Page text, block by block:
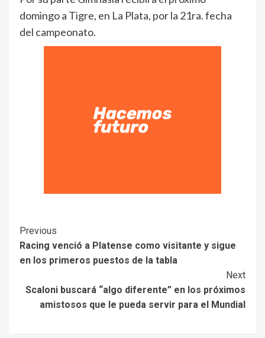
domingo a Tigre, en La Plata, por la 21ra. fecha
del campeonato.
Previous
Racing venció a Platense como visitante y sigue
en los primeros puestos de la tabla
Next
Scaloni buscará “algo diferente” en los próximos
amistosos que le pueda servir para el Mundial